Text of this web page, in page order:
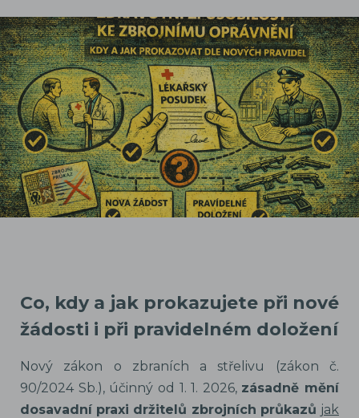
Co, kdy a jak prokazujete při nové
žádosti i při pravidelném doložení
Nový zákon o zbraních a střelivu (zákon č.
90/2024 Sb.), účinný od 1. 1. 2026, zásadně mění
dosavadní praxi držitelů zbrojních průkazů jak